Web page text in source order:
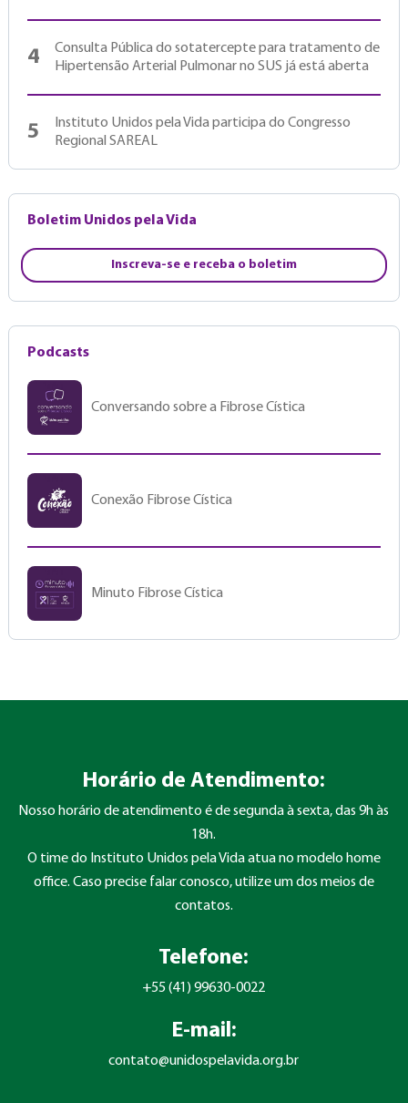
4
Consulta Pública do sotatercepte para tratamento de
Hipertensão Arterial Pulmonar no SUS já está aberta
5
Instituto Unidos pela Vida participa do Congresso
Regional SAREAL
Boletim Unidos pela Vida
Inscreva-se e receba o boletim
Podcasts
Conversando sobre a Fibrose Cística
Conexão Fibrose Cística
Minuto Fibrose Cística
Horário de Atendimento:
Nosso horário de atendimento é de segunda à sexta, das 9h às
18h.
O time do Instituto Unidos pela Vida atua no modelo home
office. Caso precise falar conosco, utilize um dos meios de
contatos.
Telefone:
+55 (41) 99630-0022
E-mail:
contato@unidospelavida.org.br